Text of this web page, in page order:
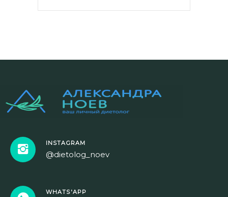
INSTAGRAM
@dietolog_noev
WHATS'APP